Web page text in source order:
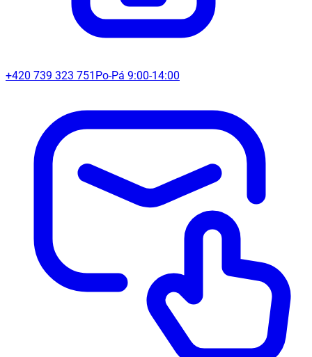
+420 739 323 751 Po-Pá 9:00-14:00